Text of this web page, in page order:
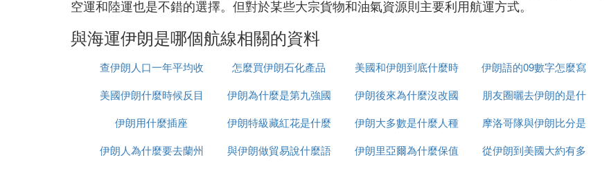
空運和陸運也是不錯的選擇。但對於某些大宗貨物和油氣資源則主要利用航運方式。
與海運伊朗是哪個航線相關的資料
查伊朗人口一年平均收
入多少
怎麼買伊朗石化產品
美國和伊朗到底什麼時
候打
伊朗語的09數字怎麼寫
美國伊朗什麼時候反目 伊朗為什麼是第九強國
伊朗後來為什麼沒改國
名
朋友圈曬去伊朗的是什
麼梗
伊朗用什麼插座
伊朗特級藏紅花是什麼 伊朗大多數是什麼人種
摩洛哥隊與伊朗比分是
多少
伊朗人為什麼要去蘭州
與伊朗做貿易說什麼語
伊朗里亞爾為什麼保值
從伊朗到美國大約有多